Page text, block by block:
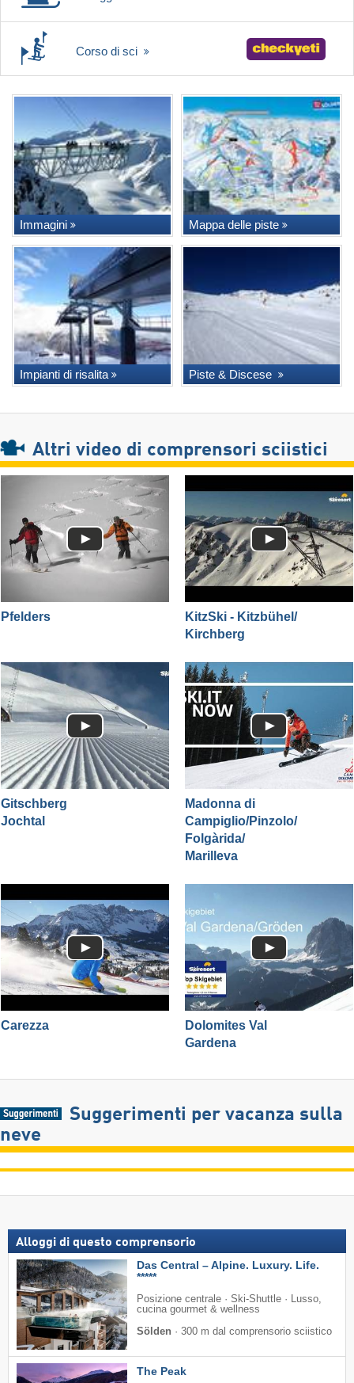
Corso di sci
Immagini Mappa delle piste
Impianti di risalita Piste & Discese
Altri video di comprensori sciistici
Pfelders
KitzSki - Kitzbühel/​
Kirchberg
Gitschberg
Jochtal
Madonna di
Campiglio/​Pinzolo/​
Folgàrida/​
Marilleva
Carezza
Dolomites Val
Gardena
Suggerimenti per vacanza sulla
neve
Alloggi di questo comprensorio
Das Central – Alpine. Luxury. Life.
*****
Posizione centrale · Ski-Shuttle · Lusso,
cucina gourmet & wellness
Sölden · 300 m dal comprensorio sciistico
The Peak